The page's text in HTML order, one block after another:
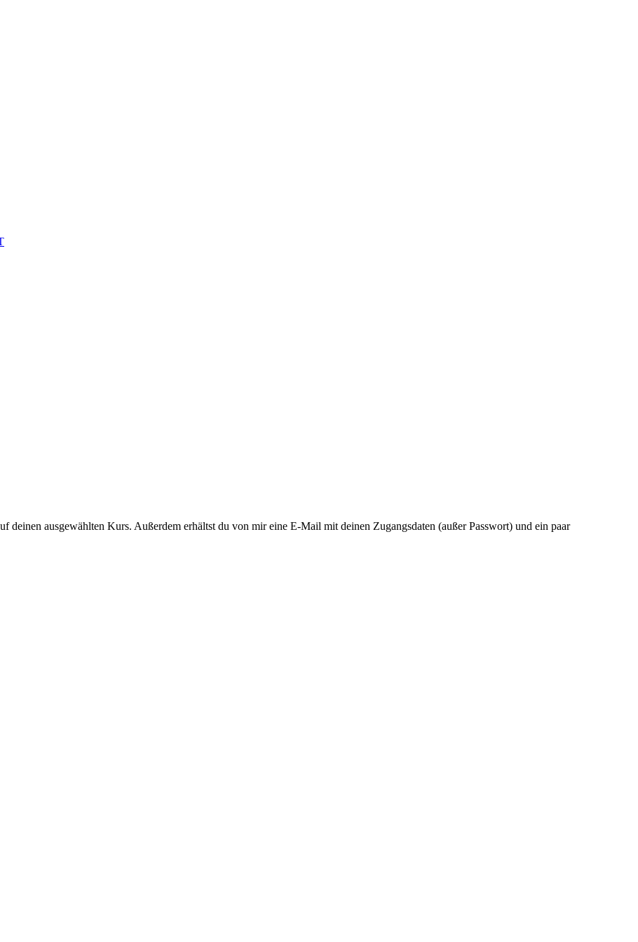
ausgewählten Kurs. Außerdem erhältst du von mir eine E-Mail mit deinen Zugangsdaten (außer Passwort) und ein paar